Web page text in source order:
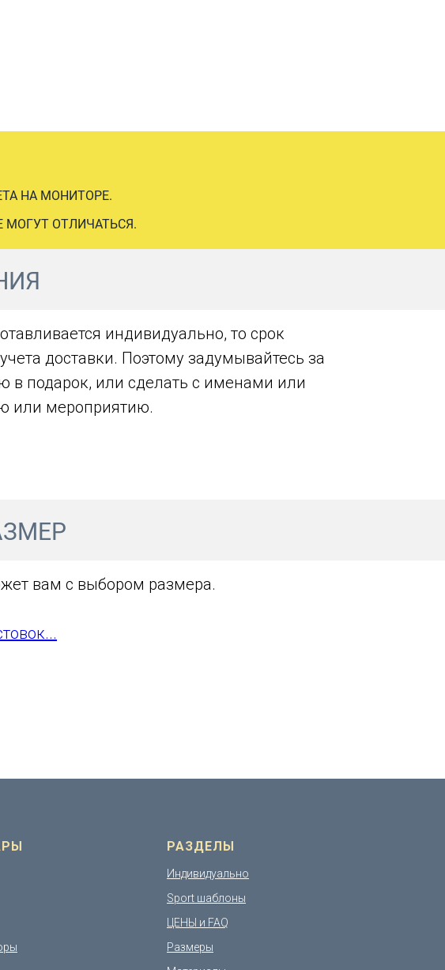
НА МОНИТОРЕ.
ОТЛИЧАТЬСЯ.
индивидуально, то срок
доставки. Поэтому задумывайтесь за
в подарок, или сделать с именами или
или мероприятию.
вам с выбором размера.
РАЗДЕЛЫ
Индивидуально
Sport шаблоны
ЦЕНЫ и FAQ
Размеры